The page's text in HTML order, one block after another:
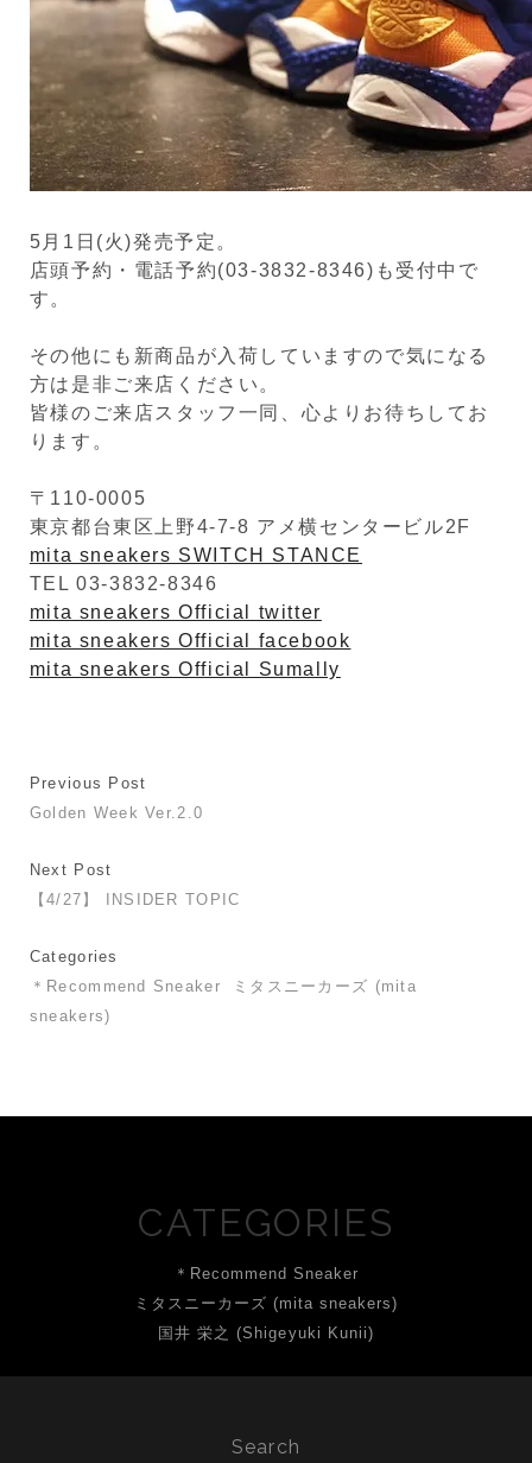
5月1日(火)発売予定。
店頭予約・電話予約(03-3832-8346)も受付中で
す。
その他にも新商品が入荷していますので気になる
方は是非ご来店ください。
皆様のご来店スタッフ一同、心よりお待ちしてお
ります。
〒110-0005
東京都台東区上野4-7-8 アメ横センタービル2F
mita sneakers SWITCH STANCE
TEL 03-3832-8346
mita sneakers Official twitter
mita sneakers Official facebook
mita sneakers Official Sumally
Previous Post
Golden Week Ver.2.0
Next Post
【4/27】 INSIDER TOPIC
Categories
＊Recommend Sneaker
ミタスニーカーズ (mita
sneakers)
CATEGORIES
＊Recommend Sneaker
ミタスニーカーズ (mita sneakers)
国井 栄之 (Shigeyuki Kunii)
Search